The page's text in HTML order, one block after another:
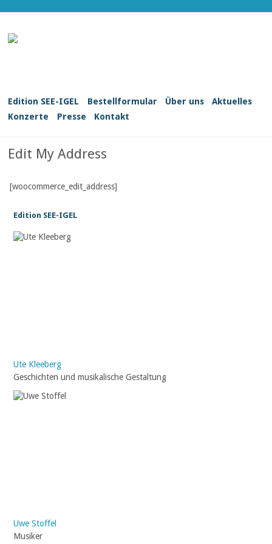
Edition SEE-IGEL Bestellformular Über uns
Aktuelles
Konzerte
Presse Kontakt
Edit My Address
[woocommerce_edit_address]
Edition SEE-IGEL
Ute Kleeberg
Geschichten und musikalische Gestaltung
Uwe Stoffel
Musiker